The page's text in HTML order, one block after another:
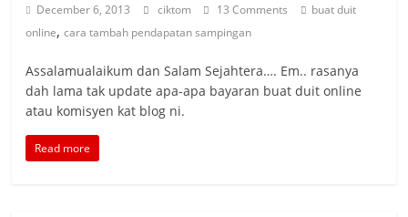
December 6, 2013 ciktom 13 Comments
buat duit
online,cara tambah pendapatan sampingan
Assalamualaikum dan Salam Sejahtera…. Em.. rasanya
dah lama tak update apa-apa bayaran buat duit online
atau komisyen kat blog ni.
Read more